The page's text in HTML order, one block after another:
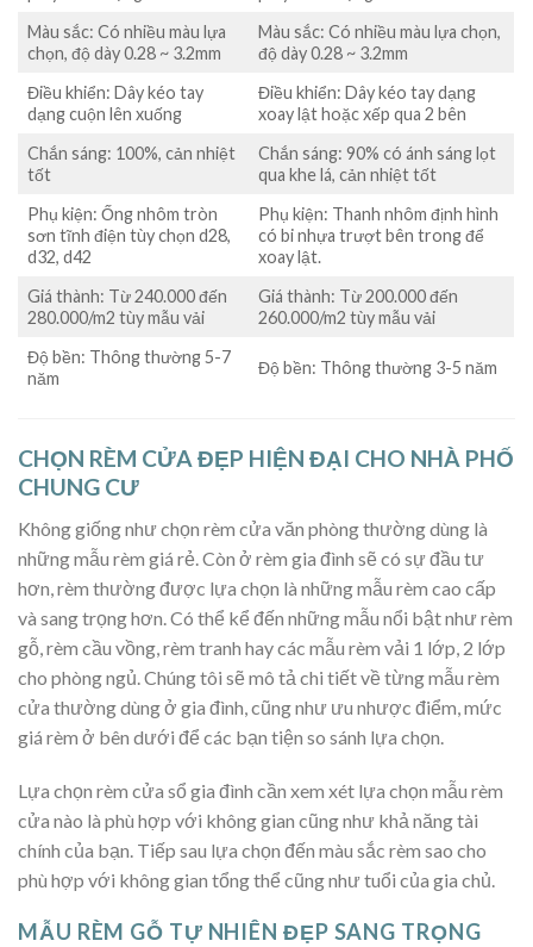
Màu sắc: Có nhiều màu lựa
chọn, độ dày 0.28 ~ 3.2mm
Màu sắc: Có nhiều màu lựa chọn,
độ dày 0.28 ~ 3.2mm
Điều khiển: Dây kéo tay
dạng cuộn lên xuống
Điều khiển: Dây kéo tay dạng
xoay lật hoặc xếp qua 2 bên
Chắn sáng: 100%, cản nhiệt
tốt
Chắn sáng: 90% có ánh sáng lọt
qua khe lá, cản nhiệt tốt
Phụ kiện: Ống nhôm tròn
sơn tĩnh điện tùy chọn d28,
d32, d42
Phụ kiện: Thanh nhôm định hình
có bi nhựa trượt bên trong để
xoay lật.
Giá thành: Từ 240.000 đến
280.000/m2 tùy mẫu vải
Giá thành: Từ 200.000 đến
260.000/m2 tùy mẫu vải
Độ bền: Thông thường 5-7
năm
Độ bền: Thông thường 3-5 năm
CHỌN RÈM CỬA ĐẸP HIỆN ĐẠI CHO NHÀ PHỐ
CHUNG CƯ
Không giống như chọn rèm cửa văn phòng thường dùng là
những mẫu rèm giá rẻ. Còn ở rèm gia đình sẽ có sự đầu tư
hơn, rèm thường được lựa chọn là những mẫu rèm cao cấp
và sang trọng hơn. Có thể kể đến những mẫu nổi bật như rèm
gỗ, rèm cầu vồng, rèm tranh hay các mẫu rèm vải 1 lớp, 2 lớp
cho phòng ngủ. Chúng tôi sẽ mô tả chi tiết về từng mẫu rèm
cửa thường dùng ở gia đình, cũng như ưu nhược điểm, mức
giá rèm ở bên dưới để các bạn tiện so sánh lựa chọn.
Lựa chọn rèm cửa sổ gia đình cần xem xét lựa chọn mẫu rèm
cửa nào là phù hợp với không gian cũng như khả năng tài
chính của bạn. Tiếp sau lựa chọn đến màu sắc rèm sao cho
phù hợp với không gian tổng thể cũng như tuổi của gia chủ.
MẪU RÈM GỖ TỰ NHIÊN ĐẸP SANG TRỌNG